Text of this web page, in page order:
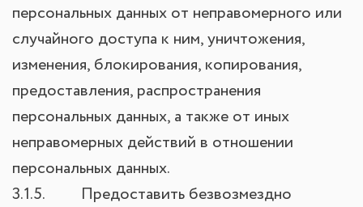
персональных данных от неправомерного или
случайного доступа к ним, уничтожения,
изменения, блокирования, копирования,
предоставления, распространения
персональных данных, а также от иных
неправомерных действий в отношении
персональных данных.
3.1.5. Предоставить безвозмездно